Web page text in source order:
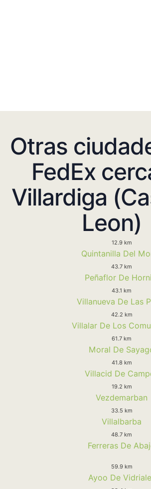
Otras
FedEx
Villardiga
Leon)
12.9 km
Quintanilla Del
43.7 km
Peñaflor De
43.1 km
Villanueva De Las
42.2 km
Villalar De Los
61.7 km
Moral De
41.8 km
Villacid De
19.2 km
Vezdemarban
33.5 km
Villalbarba
48.7 km
Ferreras De
59.9 km
Ayoo De